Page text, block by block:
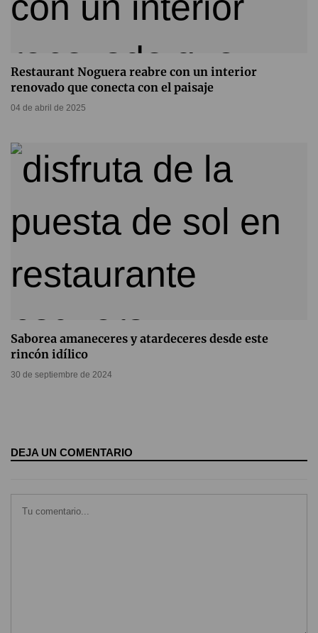
Restaurant Noguera reabre con un interior
renovado que conecta con el paisaje
04 de abril de 2025
Saborea amaneceres y atardeceres desde este
rincón idílico
30 de septiembre de 2024
DEJA UN COMENTARIO